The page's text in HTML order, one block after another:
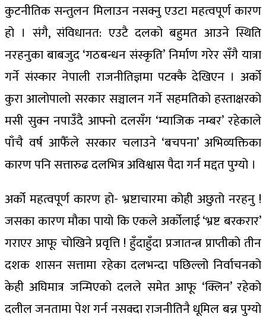
कुटनीतिक सन्तुलन मिलाउन नसक्नु एउटा महत्वपूर्ण कारण
हो । संगै, संविधानत: एउटै दलको बहुमत आउने स्थिति
नरहनुका बाबजुद ‘गठबन्धन संस्कृति’ निर्माण गरेर सँगै यात्रा
गर्ने संस्कार नेपाली राजनीतिज्ञमा पटक्कै देखिएन । अर्को
कुरा आलोपालो सरकार सञ्चालन गर्ने सहमतिको हस्ताक्षरको
मसी सुक्न नपाउँदै आफ्नो दलसँग ‘म्याजिक नम्बर’ रहेकाले
पाँचै वर्ष आफैँले सरकार चलाउने ‘बचपना’ अभिव्यक्तिका
कारण पनि सत्तारुढ दलभित्र अविश्वास पैदा गर्न मद्दत पुग्यो ।
अर्को महत्वपूर्ण कारण हो- भ्रष्टाचारमा कोही अछुतो नरहनु !
जसका कारण मौका पायो कि एकले अर्कोलाई ‘भ्रष्ट बरकरार’
गराएर आफू चोखिने प्रवृत्ति ! हुँदाहुँदा प्रजातन्त्र प्राप्तीको तीन
दशक शासन सत्तामा रहेका दलभन्दा पछिल्लो निर्वाचनको
केही अघिमात्र जन्मिएको दलले समेत आफू ‘क्लिन’ रहेको
दलील जनतामा पेश गर्न नसक्दा राजनीतिनै धूमिल बन्न पुग्यो